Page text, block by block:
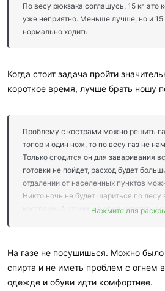
По весу рюкзака соглашусь. 15 кг
уже неприятно. Меньше лучше, но и 15
нормально ходить.
Когда стоит задача пройти
короткое время, лучше брать ношу
Проблему с кострами можно решить
топор и один нож, то по весу газ не
Только сгодится он для заваривания
готовки не пойдет, расход будет
отдалении от населенных пунктов
Никто ночь не будет шариться по
кострами. А утром и в обед кипятить
Нажмите для
На газе не посушишься. Можно было
спирта и не иметь проблем с огнем
одежде и обуви идти комфортнее.